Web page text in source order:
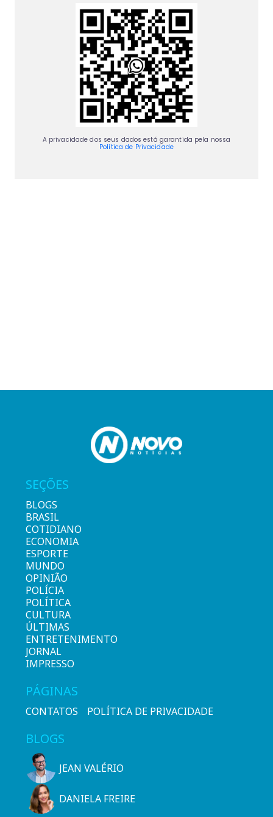
A privacidade dos seus dados está garantida pela nossa
Política de Privacidade
SEÇÕES
BLOGS
BRASIL
COTIDIANO
ECONOMIA
ESPORTE
MUNDO
OPINIÃO
POLÍCIA
POLÍTICA
CULTURA
ÚLTIMAS
ENTRETENIMENTO
JORNAL
IMPRESSO
PÁGINAS
CONTATOS POLÍTICA DE PRIVACIDADE
BLOGS
JEAN VALÉRIO
DANIELA FREIRE